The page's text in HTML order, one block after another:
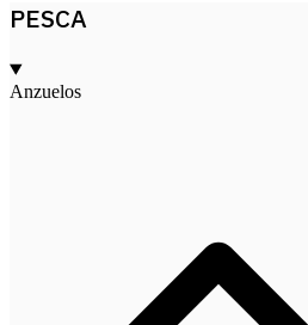
PESCA
Anzuelos